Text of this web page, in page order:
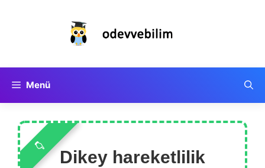
Menü
Dikey hareketlilik